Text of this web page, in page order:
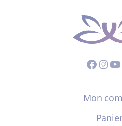
Mon
Panier